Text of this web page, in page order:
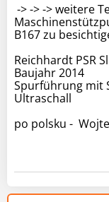
-> -> -> weitere
B167 zu
Reichhardt PSR
Baujahr 2014
Spurführung mit
Ultraschall
po polsku -